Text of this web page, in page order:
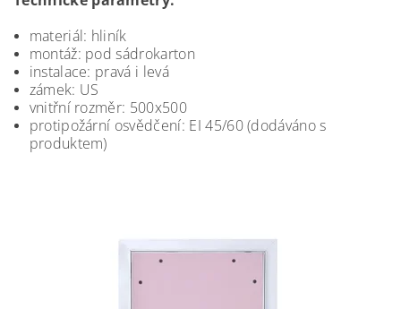
materiál: hliník
montáž: pod sádrokarton
instalace: pravá i levá
zámek: US
vnitřní rozměr: 500x500
protipožární osvědčení: EI 45/60 (dodáváno s
produktem)